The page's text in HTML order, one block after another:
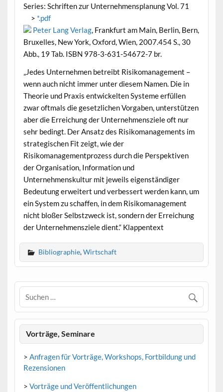
Series: Schriften zur Unternehmensplanung Vol. 71
> *.pdf
Peter Lang Verlag, Frankfurt am Main, Berlin, Bern,
Bruxelles, New York, Oxford, Wien, 2007.454 S., 30
Abb., 19 Tab. ISBN 978-3-631-54672-7 br.
„Jedes Unternehmen betreibt Risikomanagement –
wenn auch nicht immer unter diesem Namen. Die in
Theorie und Praxis entwickelten Systeme erfüllen
zwar oftmals die gesetzlichen Vorgaben, unterstützen
aber die Erreichung der Unternehmensziele oft nur
sehr bedingt. Der Ansatz des Risikomanagements im
strategischen Fit zeigt, wie der
Risikomanagementprozess durch die Perspektiven
der Organisation, Information und
Unternehmenskultur mit jeweils eigenständiger
Bedeutung erweitert und verbessert werden kann, um
ein System zu schaffen, in dem Risikomanagement
nicht bloßer Selbstzweck ist, sondern der Erreichung
der Unternehmensziele dient.“ Klappentext
Bibliographie,Wirtschaft
Vorträge, Seminare
> Anfragen für Vorträge, Workshops, Fortbildung und
Rezensionen
> Vorträge und Veröffentlichungen